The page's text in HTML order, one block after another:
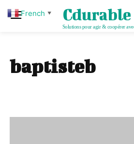
Cdurable
Solutions pour agir & coopérer
baptisteb
French ▼